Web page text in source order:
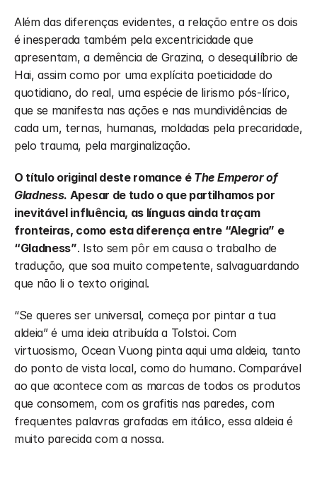
Além das diferenças evidentes, a relação entre os dois
é inesperada também pela excentricidade que
apresentam, a demência de Grazina, o desequilíbrio de
Hai, assim como por uma explícita poeticidade do
quotidiano, do real, uma espécie de lirismo pós-lírico,
que se manifesta nas ações e nas mundividências de
cada um, ternas, humanas, moldadas pela precaridade,
pelo trauma, pela marginalização.
O título original deste romance é The Emperor of
Gladness. Apesar de tudo o que partilhamos por
inevitável influência, as línguas ainda traçam
fronteiras, como esta diferença entre “Alegria” e
“Gladness”. Isto sem pôr em causa o trabalho de
tradução, que soa muito competente, salvaguardando
que não li o texto original.
“Se queres ser universal, começa por pintar a tua
aldeia” é uma ideia atribuída a Tolstoi. Com
virtuosismo, Ocean Vuong pinta aqui uma aldeia, tanto
do ponto de vista local, como do humano. Comparável
ao que acontece com as marcas de todos os produtos
que consomem, com os grafitis nas paredes, com
frequentes palavras grafadas em itálico, essa aldeia é
muito parecida com a nossa.